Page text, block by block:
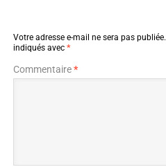
Votre adresse e-mail ne sera pas publiée.
indiqués avec *
Commentaire*